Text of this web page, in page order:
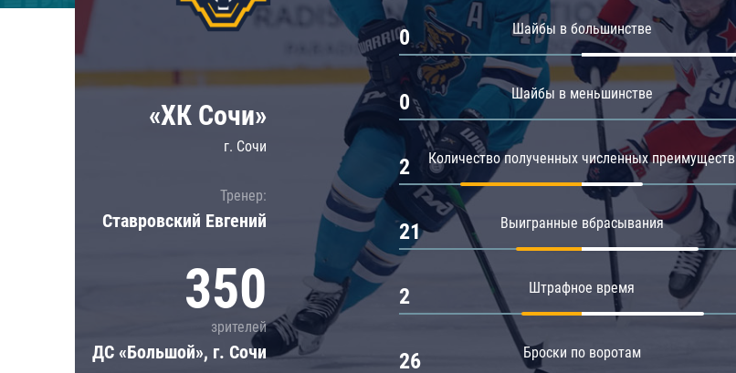
Локомотив
ЦСКА
Шанхайские Драконы
Амур
Барыс
Салават Юлаев
«ХК Сочи»
г. Сочи
Тренер:
Ставровский Евгений
350
зрителей
ДС «Большой», г. Сочи
Шайбы в большинстве
0
Шайбы в меньшинстве
0
Количество полученных численных преимуществ
2
Выигранные вбрасывания
21
Штрафное время
2
Броски по воротам
26